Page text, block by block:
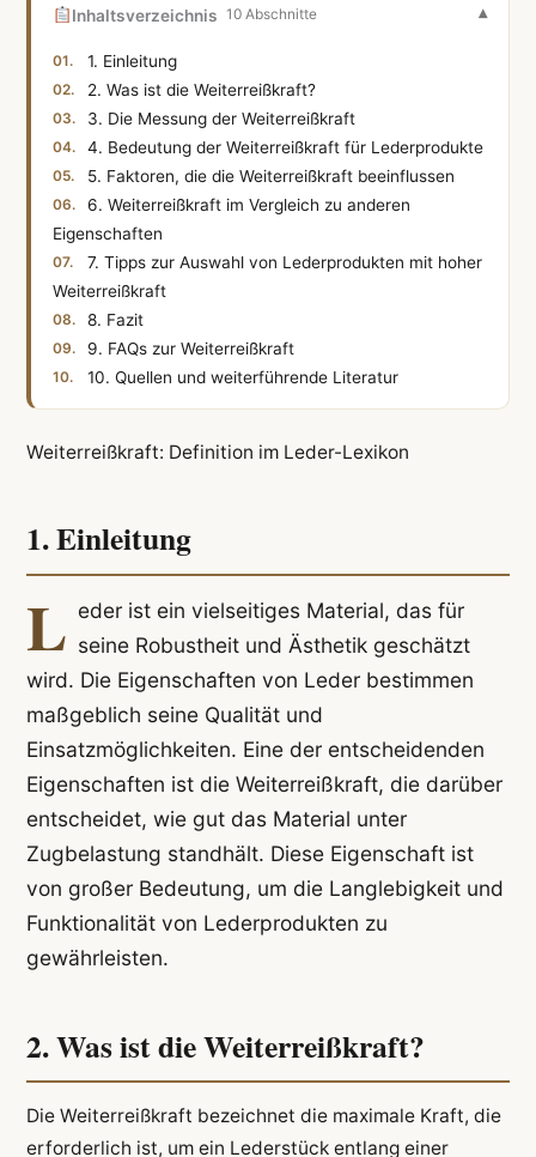
Inhaltsverzeichnis 10 Abschnitte
1. Einleitung
2. Was ist die Weiterreißkraft?
3. Die Messung der Weiterreißkraft
4. Bedeutung der Weiterreißkraft für Lederprodukte
5. Faktoren, die die Weiterreißkraft beeinflussen
6. Weiterreißkraft im Vergleich zu anderen
Eigenschaften
7. Tipps zur Auswahl von Lederprodukten mit hoher
Weiterreißkraft
8. Fazit
9. FAQs zur Weiterreißkraft
10. Quellen und weiterführende Literatur
Weiterreißkraft: Definition im Leder-Lexikon
1. Einleitung
L eder ist ein vielseitiges Material, das für
seine Robustheit und Ästhetik geschätzt
wird. Die Eigenschaften von Leder bestimmen
maßgeblich seine Qualität und
Einsatzmöglichkeiten. Eine der entscheidenden
Eigenschaften ist die Weiterreißkraft, die darüber
entscheidet, wie gut das Material unter
Zugbelastung standhält. Diese Eigenschaft ist
von großer Bedeutung, um die Langlebigkeit und
Funktionalität von Lederprodukten zu
gewährleisten.
2. Was ist die Weiterreißkraft?
Die Weiterreißkraft bezeichnet die maximale Kraft, die
erforderlich ist, um ein Lederstück entlang einer